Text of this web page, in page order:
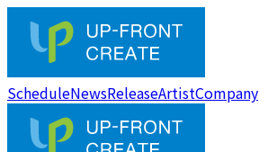
ScheduleNewsReleaseArtistCompany